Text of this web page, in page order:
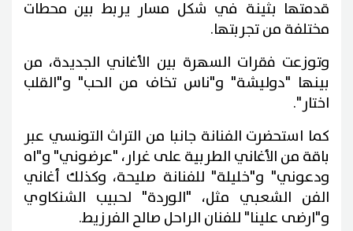
قدمتها بثينة في شكل مسار يربط بين محطات
مختلفة من تجربتها.
وتوزعت فقرات السهرة بين الأغاني الجديدة، من
بينها "دوليشة" و"ناس تخاف من الحب" و"القلب
اختار".
كما استحضرت الفنانة جانبا من التراث التونسي عبر
باقة من الأغاني الطربية على غرار، "عرضوني" و"اه
ودعوني" و"خليلة" للفنانة صليحة، وكذلك أغاني
الفن الشعبي مثل، "الوردة" لحبيب الشنكاوي
و"ارضى علينا" للفنان الراحل صالح الفرزيط.